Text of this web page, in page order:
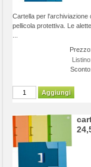
Cartella per l'archiviazione
pellicola protettiva. Le
Prezzo:
Listino:
Sconto:
Aggiungi